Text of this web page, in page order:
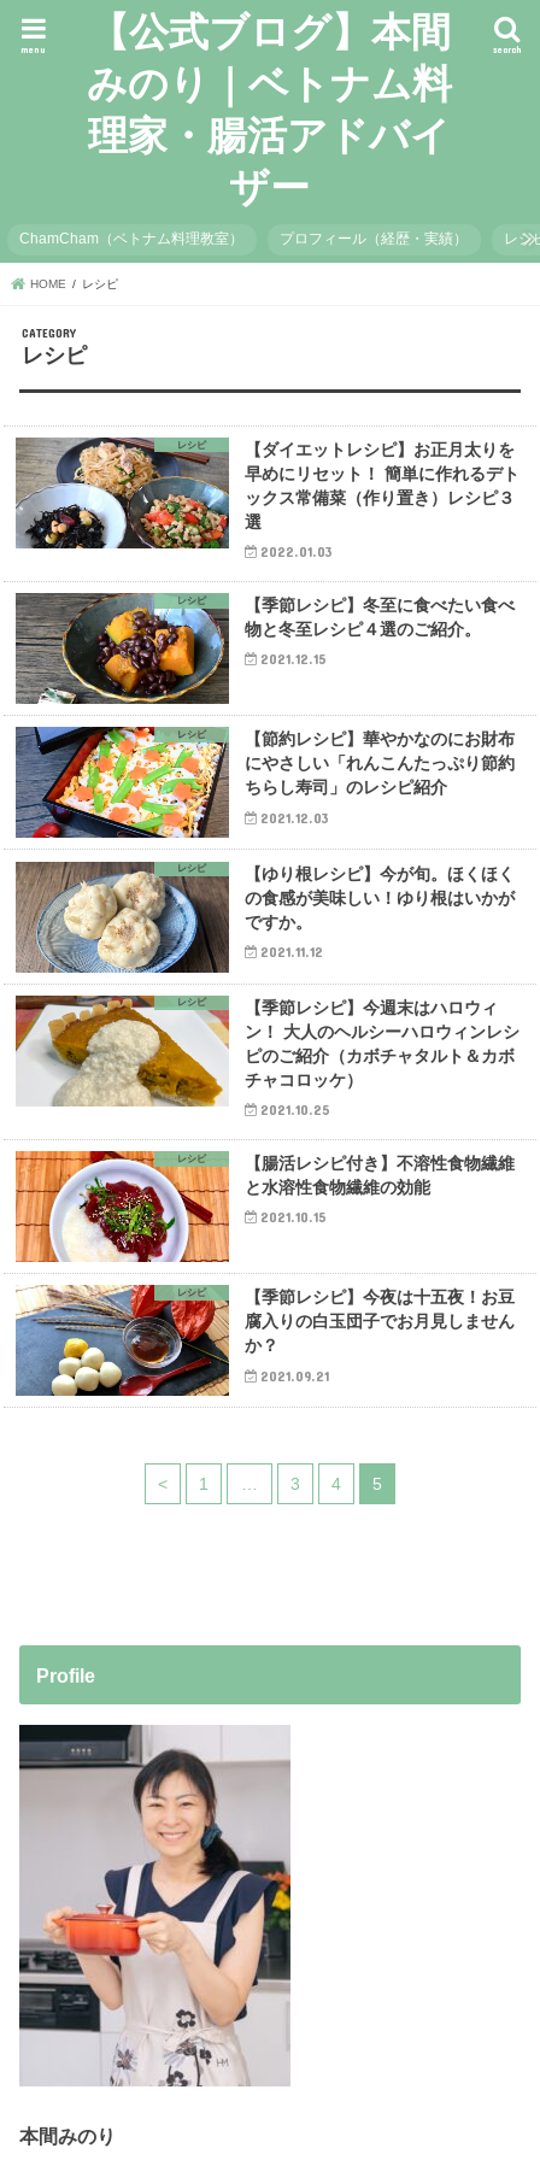
【公式ブログ】本間
みのり｜ベトナム料
理家・腸活アドバイ
ザー
search
menu
ChamCham（ベトナム料理教室） プロフィール（経歴・実績） レシ
HOME レシピ
レシピ
レシピ
【ダイエットレシピ】お正月太りを
早めにリセット！ 簡単に作れるデト
ックス常備菜（作り置き）レシピ３
選
2022.01.03
レシピ
【季節レシピ】冬至に食べたい食べ
物と冬至レシピ４選のご紹介。
2021.12.15
レシピ
【節約レシピ】華やかなのにお財布
にやさしい「れんこんたっぷり節約
ちらし寿司」のレシピ紹介
2021.12.03
レシピ
【ゆり根レシピ】今が旬。ほくほく
の食感が美味しい！ゆり根はいかが
ですか。
2021.11.12
レシピ
【季節レシピ】今週末はハロウィ
ン！ 大人のヘルシーハロウィンレシ
ピのご紹介（カボチャタルト＆カボ
チャコロッケ）
2021.10.25
レシピ
【腸活レシピ付き】不溶性食物繊維
と水溶性食物繊維の効能
2021.10.15
レシピ
【季節レシピ】今夜は十五夜！お豆
腐入りの白玉団子でお月見しません
か？
2021.09.21
< 1 3 4 5
Profile
本間みのり